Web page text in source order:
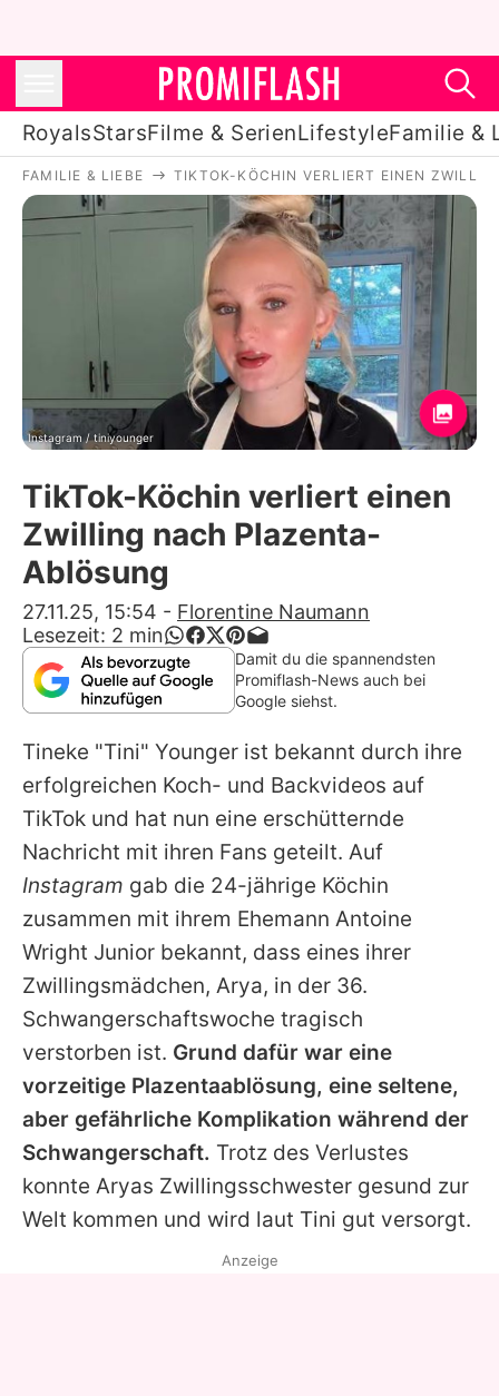
RoyalsStarsFilme & SerienLifestyleFamilie &
Royals
Stars
Filme & Serien
Lifestyle
Familie & Liebe
Promiflash Exklusiv
Alle Themen auf Promiflash
App runterladen
Team
Redaktionelle Richtlinien
Impressum
Datenschutzerklärung
Nutzungsbedingungen
Utiq verwalten
FAMILIE & LIEBE TIKTOK-KÖCHIN VERLIERT EINEN
Instagram / tiniyounger
TikTok-Köchin verliert einen
Zwilling nach Plazenta-
Ablösung
27.11.25, 15:54 - Florentine Naumann
Lesezeit: 2 min
Damit du die spannendsten
Promiflash-News auch bei
Google siehst.
Tineke "Tini" Younger ist bekannt durch ihre
erfolgreichen Koch- und Backvideos auf
TikTok und hat nun eine erschütternde
Nachricht mit ihren Fans geteilt. Auf
Instagram gab die 24-jährige Köchin
zusammen mit ihrem Ehemann Antoine
Wright Junior bekannt, dass eines ihrer
Zwillingsmädchen, Arya, in der 36.
Schwangerschaftswoche tragisch
verstorben ist. Grund dafür war eine
vorzeitige Plazentaablösung, eine seltene,
aber gefährliche Komplikation während der
Schwangerschaft. Trotz des Verlustes
konnte Aryas Zwillingsschwester gesund zur
Welt kommen und wird laut Tini gut versorgt.
Anzeige